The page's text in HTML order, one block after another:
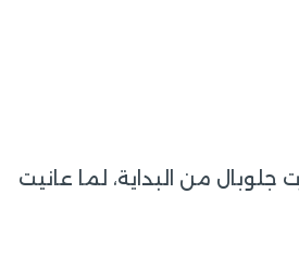
من البداية، لما عانيت